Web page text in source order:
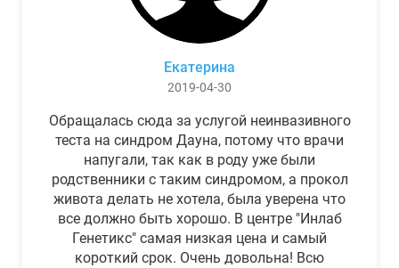
Екатерина
2019-04-30
Обращалась сюда за услугой неинвазивного
теста на синдром Дауна, потому что врачи
напугали, так как в роду уже были
родственники с таким синдромом, а прокол
живота делать не хотела, была уверена что
все должно быть хорошо. В центре "Инлаб
Генетикс" самая низкая цена и самый
короткий срок. Очень довольна! Всю